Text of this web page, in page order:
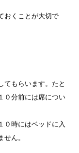
おくことが大切で
てもらいます。たと
０分前には席につい
０時にはベッドに入
ん。